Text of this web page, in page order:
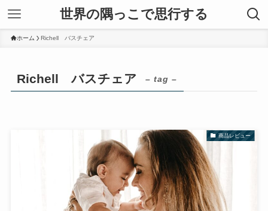
世界の隅っこで思行する
ホーム Richell バスチェア
Richell バスチェア – tag –
商品レビュー